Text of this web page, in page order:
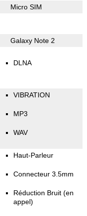
Micro SIM
Galaxy Note 2
DLNA
VIBRATION
MP3
WAV
Haut-Parleur
Connecteur 3.5mm
Réduction Bruit (en
appel)